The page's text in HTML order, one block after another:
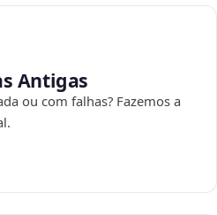
Antigas
ou com falhas? Fazemos a